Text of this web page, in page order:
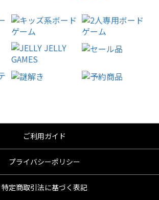
ご利用ガイド
プライバシーポリシー
特定商取引法に基づく表記